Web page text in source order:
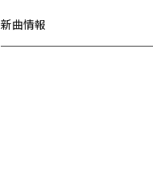
新曲情報